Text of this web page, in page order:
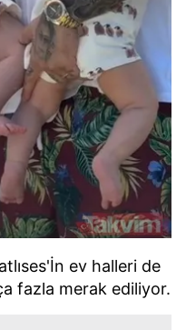
ev halleri de
fazla merak ediliyor.